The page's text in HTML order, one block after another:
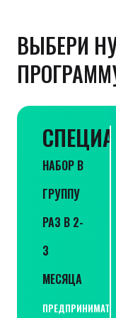
ВЫБЕРИ
НАБОР В
ГРУППУ
РАЗ В 2-
3
МЕСЯЦА